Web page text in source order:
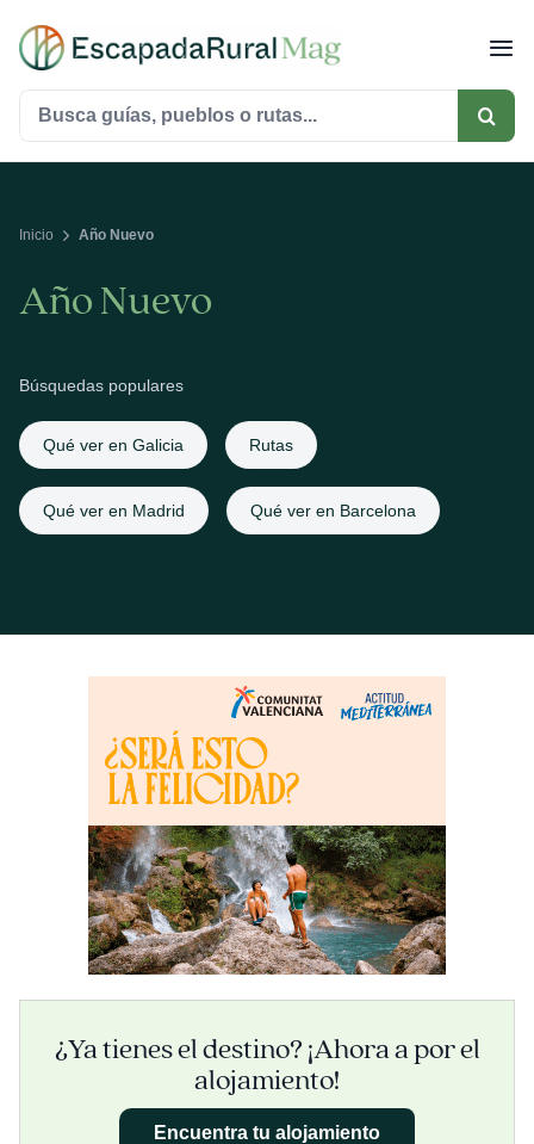
contenido
Buscar:
Inicio Año Nuevo
Año Nuevo
Búsquedas populares
Qué ver en Galicia Rutas
Qué ver en Madrid Qué ver en Barcelona
¿Ya tienes el destino? ¡Ahora a por el
alojamiento!
Encuentra tu alojamiento